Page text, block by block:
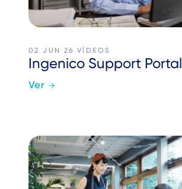
02 JUN 26 VÍDEOS
Ingenico Support Portal
Ver